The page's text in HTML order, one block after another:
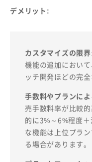
デメリット:
カスタマイズの限界
機能の追加におい
ッチ開発ほどの完
手数料やプランに
売手数料率が比較
的に3%～6%程度
な機能は上位プラ
る場合があります。